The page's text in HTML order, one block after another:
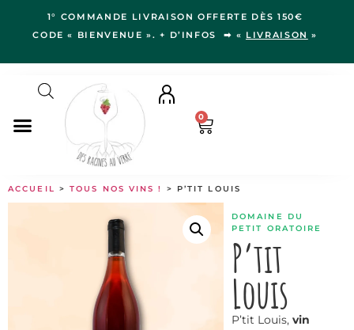
1° COMMANDE LIVRAISON OFFERTE DÈS 150€
CODE « BIENVENUE ». + D’INFOS ➡ « LIVRAISON »
RÉGIONS
IDÉES CADEAUX
NOS VIGNERON.NE.S
0
ACCUEIL >TOUS NOS VINS ! > P’TIT LOUIS
DOMAINE DU
PETIT ORATOIRE
P’tit
Louis
P’tit Louis, vin